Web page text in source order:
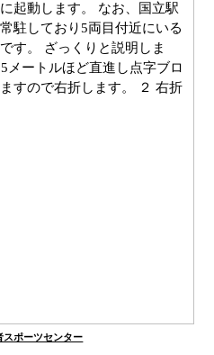
起動します。 なお、国立駅
駐しており5両目付近にいる
す。 ざっくりと説明しま
メートルほど直進し点字ブロ
すので右折します。 ２ 右折
右10時の方向に右折し10メ
面がアスファルトからタイ
スポーツセンター